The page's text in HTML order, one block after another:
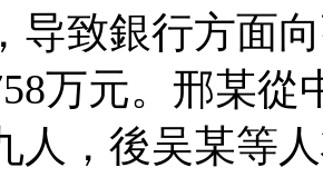
导致銀行方面
万元。邢某從
人，後吴某等